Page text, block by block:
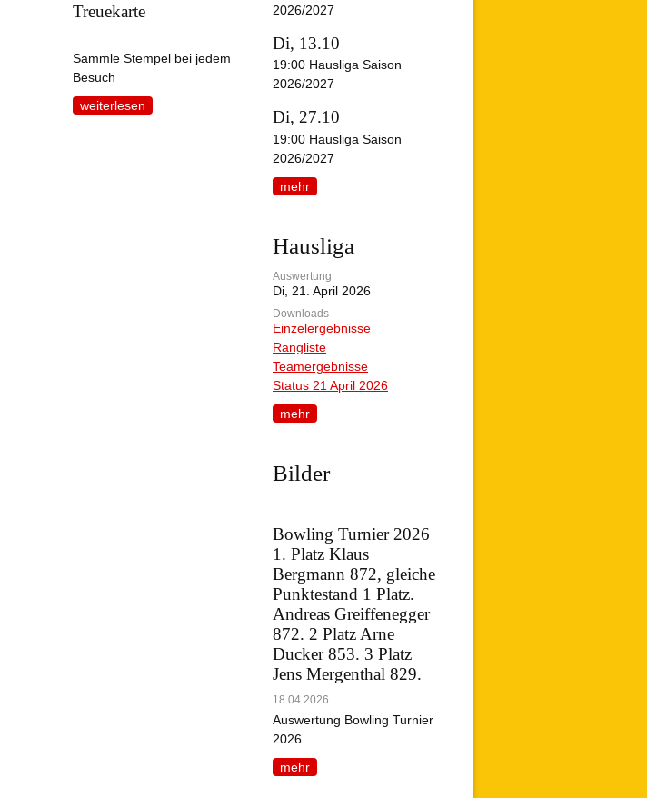
2026/2027
Di, 13.10
19:00 Hausliga Saison
2026/2027
Di, 27.10
19:00 Hausliga Saison
2026/2027
mehr
Hausliga
Auswertung
Di, 21. April 2026
Downloads
Einzelergebnisse
Rangliste
Teamergebnisse
Status 21 April 2026
mehr
Bilder
Bowling Turnier 2026
1. Platz Klaus
Bergmann 872, gleiche
Punktestand 1 Platz.
Andreas Greiffenegger
872. 2 Platz Arne
Ducker 853. 3 Platz
Jens Mergenthal 829.
18.04.2026
Auswertung Bowling Turnier
2026
mehr
Treuekarte
Sammle Stempel bei jedem
Besuch
weiterlesen